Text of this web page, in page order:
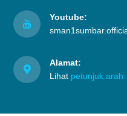
Youtube:
Alamat:
Lihat petunjuk arah